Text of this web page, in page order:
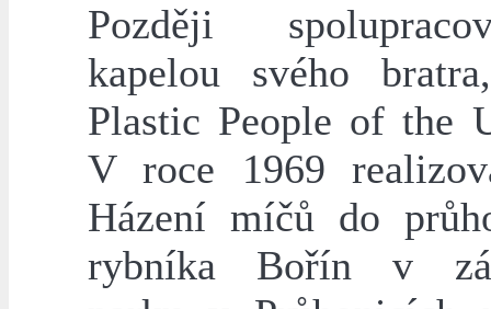
Později
kapelou svého
Plastic People of the
V roce 1969
Házení míčů do
rybníka Bořín v